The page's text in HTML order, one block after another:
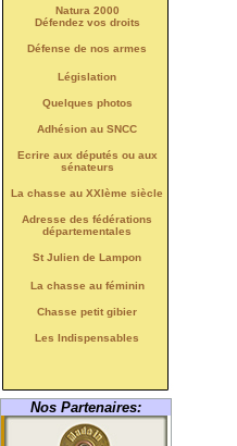
Natura 2000
Défendez vos droits
Défense de nos armes
Législation
Quelques photos
Adhésion au SNCC
Ecrire aux députés ou aux
sénateurs
La chasse au XXIème siècle
Adresse des fédérations
départementales
St Julien de Lampon
La chasse au féminin
Chasse petit gibier
Les Indispensables
Nos Partenaires: